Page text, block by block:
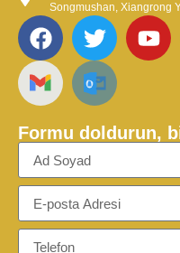
Songmushan, Xiangrong
Formu doldurun,